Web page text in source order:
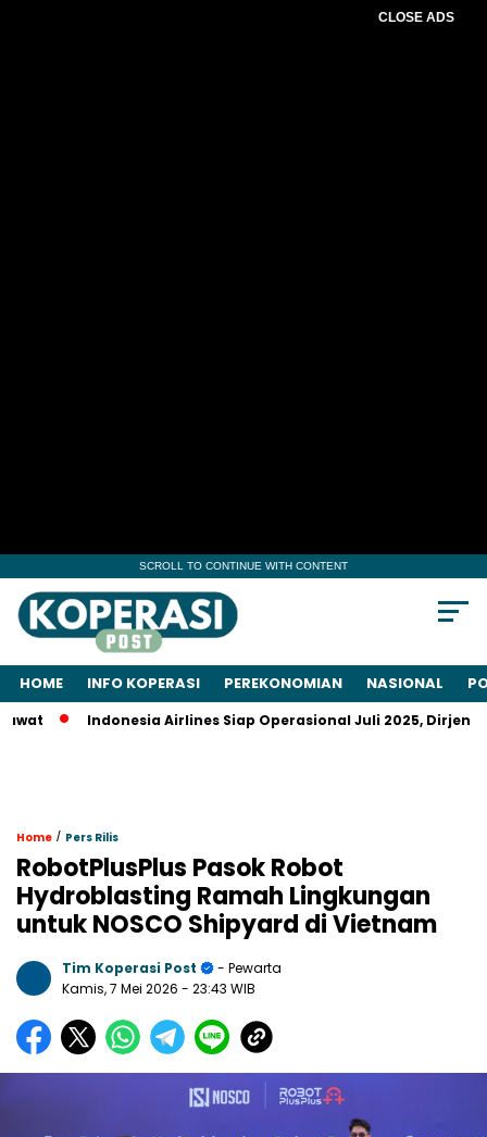
CLOSE ADS
SCROLL TO CONTINUE WITH CONTENT
HOME INFO KOPERASI PEREKONOMIAN NASIONAL
Indonesia Airlines Siap Operasional Juli 2025, Dirjen
Home / Pers Rilis
RobotPlusPlus Pasok Robot
Hydroblasting Ramah Lingkungan
untuk NOSCO Shipyard di Vietnam
Tim Koperasi Post
- Pewarta
Kamis, 7 Mei 2026 - 23:43 WIB